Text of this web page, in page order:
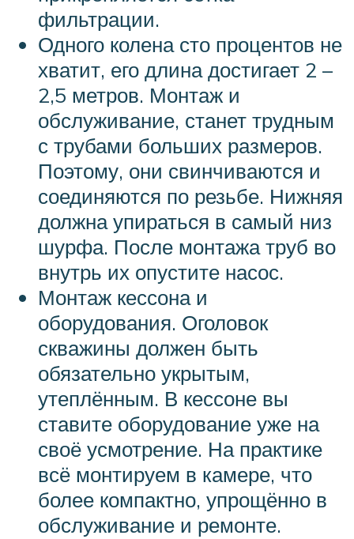
фильтрации.
Одного колена сто процентов не
хватит, его длина достигает 2 –
2,5 метров. Монтаж и
обслуживание, станет трудным
с трубами больших размеров.
Поэтому, они свинчиваются и
соединяются по резьбе. Нижняя
должна упираться в самый низ
шурфа. После монтажа труб во
внутрь их опустите насос.
Монтаж кессона и
оборудования. Оголовок
скважины должен быть
обязательно укрытым,
утеплённым. В кессоне вы
ставите оборудование уже на
своё усмотрение. На практике
всё монтируем в камере, что
более компактно, упрощённо в
обслуживание и ремонте.